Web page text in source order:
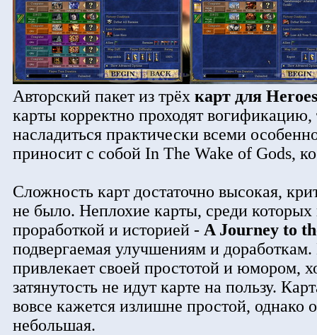
Авторский пакет из трёх карт для
карты корректно проходят
насладиться практически всеми
приносит с собой In The Wake of Gods,
Сложность карт достаточно высокая,
не было. Неплохие карты, среди которых
проработкой и историей - A Journey to
подвергаемая улучшениям и
привлекает своей простотой и юмором,
затянутость не идут карте на пользу.
вовсе кажется излишне простой, однако
небольшая.